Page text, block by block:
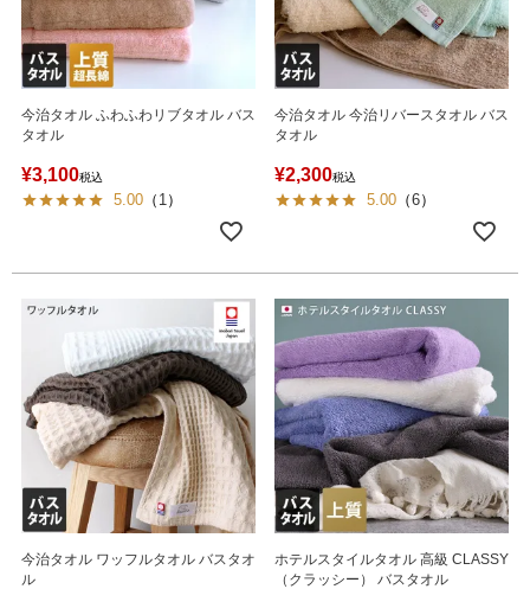
今治タオル ふわふわリブタオル バス
タオル
¥3,100税込
5.00 （ 1 ）
今治タオル 今治リバースタオル バス
タオル
¥2,300税込
5.00 （6）
今治タオル ワッフルタオル バスタオ
ル
ホテルスタイルタオル 高級 CLASSY
（クラッシー） バスタオル